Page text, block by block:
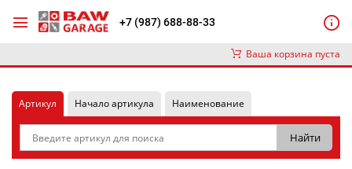
+7 (987) 688-88-33
Ваша корзина пуста
Артикул Начало артикула Наименование